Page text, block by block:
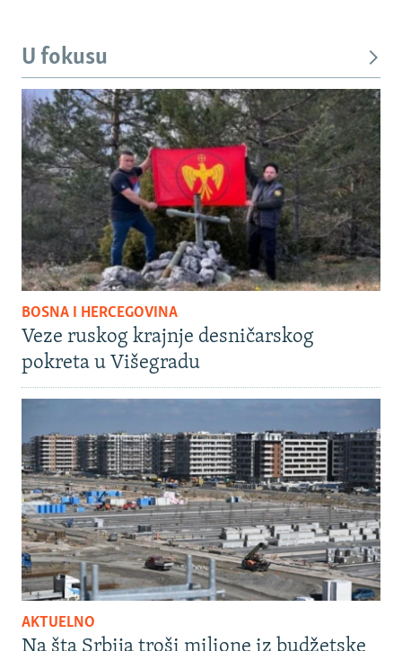
U fokusu
BOSNA I HERCEGOVINA
Veze ruskog krajnje desničarskog
pokreta u Višegradu
AKTUELNO
Na šta Srbija troši milione iz budžetske